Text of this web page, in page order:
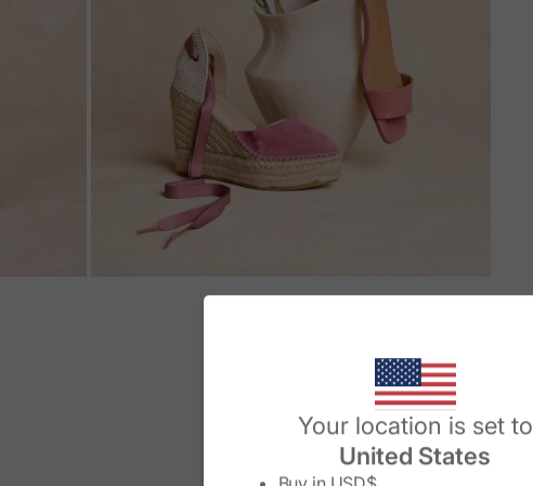
Your location is set to
United States
Change country/region